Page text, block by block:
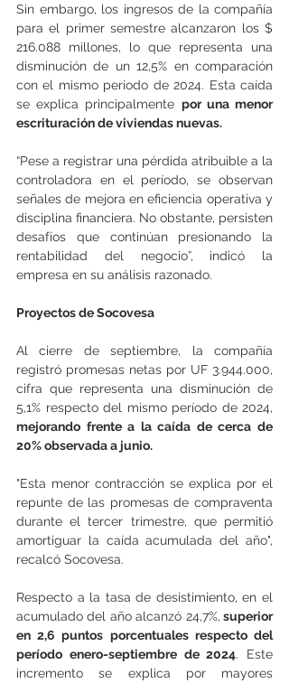
Sin embargo, los ingresos de la compañía
para el primer semestre alcanzaron los $
216.088 millones, lo que representa una
disminución de un 12,5% en comparación
con el mismo periodo de 2024. Esta caída
se explica principalmente por una menor
escrituración de viviendas nuevas.
“Pese a registrar una pérdida atribuible a la
controladora en el período, se observan
señales de mejora en eficiencia operativa y
disciplina financiera. No obstante, persisten
desafíos que continúan presionando la
rentabilidad del negocio”, indicó la
empresa en su análisis razonado.
Proyectos de Socovesa
Al cierre de septiembre, la compañía
registró promesas netas por UF 3.944.000,
cifra que representa una disminución de
5,1% respecto del mismo período de 2024,
mejorando frente a la caída de cerca de
20% observada a junio.
"Esta menor contracción se explica por el
repunte de las promesas de compraventa
durante el tercer trimestre, que permitió
amortiguar la caída acumulada del año",
recalcó Socovesa.
Respecto a la tasa de desistimiento, en el
acumulado del año alcanzó 24,7%, superior
en 2,6 puntos porcentuales respecto del
período enero-septiembre de 2024. Este
incremento se explica por mayores